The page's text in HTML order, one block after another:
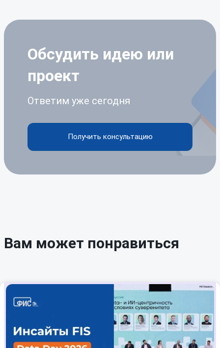
Обсудить идею или
проект
Ответим уже сегодня
Получить консультацию
Вам может понравиться